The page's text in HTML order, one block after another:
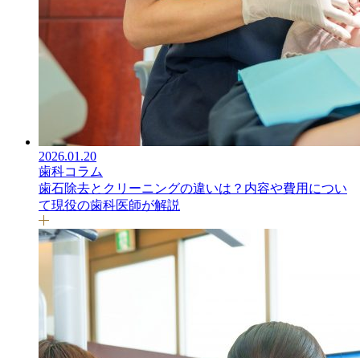
2026.01.20
歯科コラム
歯石除去とクリーニングの違いは？内容や費用につい
て現役の歯科医師が解説